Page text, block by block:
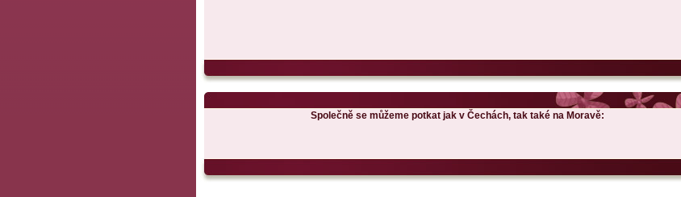
Společně se můžeme potkat jak v Čechách, tak také na Moravě: